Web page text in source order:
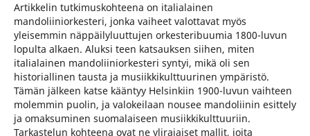
Artikkelin tutkimuskohteena on italialainen
mandoliiniorkesteri, jonka vaiheet valottavat myös
yleisemmin näppäilyluuttujen orkesteribuumia 1800-luvun
lopulta alkaen. Aluksi teen katsauksen siihen, miten
italialainen mandoliiniorkesteri syntyi, mikä oli sen
historiallinen tausta ja musiikkikulttuurinen ympäristö.
Tämän jälkeen katse kääntyy Helsinkiin 1900-luvun vaihteen
molemmin puolin, ja valokeilaan nousee mandoliinin esittely
ja omaksuminen suomalaiseen musiikkikulttuuriin.
Tarkastelun kohteena ovat ne ylirajaiset mallit, joita